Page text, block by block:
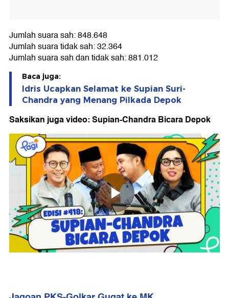
Jumlah suara sah: 848.648
Jumlah suara tidak sah: 32.364
Jumlah suara sah dan tidak sah: 881.012
Baca juga:
Idris Ucapkan Selamat ke Supian Suri-
Chandra yang Menang Pilkada Depok
Saksikan juga video: Supian-Chandra Bicara Depok